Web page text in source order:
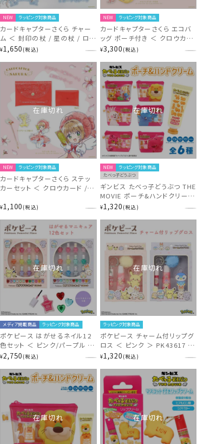
NEW ラッピング対象商品
カードキャプターさくら チャー
ム ＜ 封印の杖 / 星の杖 / ロケ
ットビート / CLEAR ＞ CLAMP
¥1,650 税込
NEW ラッピング対象商品
カードキャプターさくら エコバ
ッグ ポーチ付き ＜ クロウカー
ド / クリアカード ＞ CLAMP 粧
¥3,300 税込
在庫切れ
NEW ラッピング対象商品
カードキャプターさくら ステッ
カーセット ＜ クロウカード / ク
SHOBIDO CCさくら
¥1,100 税込
在庫切れ
NEW
ラッピング対象商品
たべっ子どうぶつ
ギンビス たべっ子どうぶつ THE
MOVIE ポーチ&ハンドクリーム
セット ＜ 全6種 ＞ 粧美堂
¥1,320 税込
在庫切れ
メディア掲載商品 ラッピング対象商品
ポケピース はがせるネイル12
色セット ＜ ピンク/パープル ＞
粧美堂 SHOBIDO
¥2,750 税込
在庫切れ
ラッピング対象商品
ポケピース チャーム付リップグ
ロス ＜ ピンク ＞ PK43617 ポ
ケモン
¥1,320 税込
在庫切れ 在庫切れ